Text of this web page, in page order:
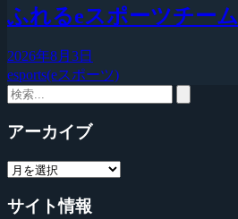
ふれるeスポーツチー
2026年8月3日
esports(eスポーツ)
アーカイブ
サイト情報